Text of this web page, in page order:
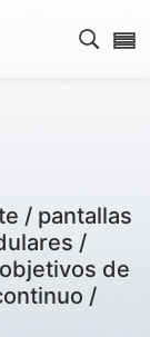
Abrir
/ pantallas
/
de
/